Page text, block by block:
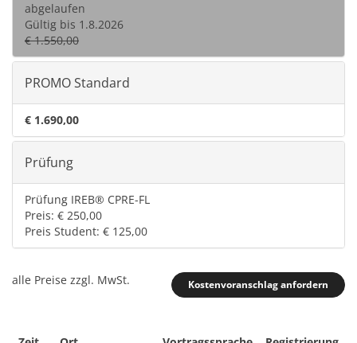
abgelaufen
Gültig bis 1.8.2026
€ 1.550,00
PROMO Standard
€ 1.690,00
Prüfung
Prüfung IREB® CPRE-FL
Preis: € 250,00
Preis Student: € 125,00
Kostenvoranschlag anfordern
alle Preise zzgl. MwSt.